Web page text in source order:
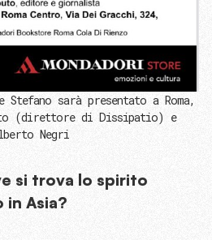
sarà presentato a Roma,
(direttore di Dissipatio) e
Negri
si trova lo spirito
in Asia?